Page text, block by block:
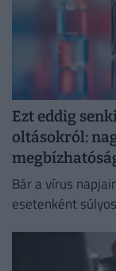
Ezt eddig
oltásokról:
Bár a vírus
esetenként
biztonságosságát.